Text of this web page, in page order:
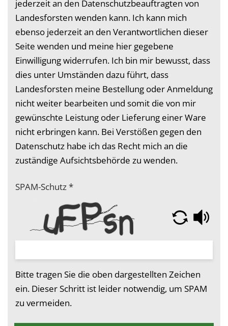
jederzeit an den Datenschutzbeauftragten von
Landesforsten wenden kann. Ich kann mich
ebenso jederzeit an den Verantwortlichen dieser
Seite wenden und meine hier gegebene
Einwilligung widerrufen. Ich bin mir bewusst, dass
dies unter Umständen dazu führt, dass
Landesforsten meine Bestellung oder Anmeldung
nicht weiter bearbeiten und somit die von mir
gewünschte Leistung oder Lieferung einer Ware
nicht erbringen kann. Bei Verstößen gegen den
Datenschutz habe ich das Recht mich an die
zuständige Aufsichtsbehörde zu wenden.
SPAM-Schutz*
Bitte tragen Sie die oben dargestellten Zeichen
ein. Dieser Schritt ist leider notwendig, um SPAM
zu vermeiden.